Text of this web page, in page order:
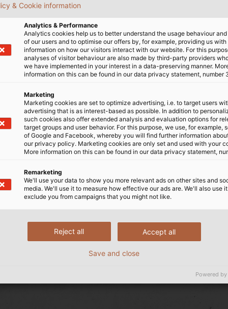
mạch DC. Dây đen thường đi song song dây đỏ để
xanh dương được sử dụng thay cho dây đen để phân
dương giúp đánh dấu khu vực đặc biệt, trong một số
đảm bảo hiệu suất và độ an toàn khi được sử dụng
& Cookie information
Analytics & Performance
Analytics cookies help us to better understand the usage behaviour
of our users and to optimise our offers by, for example, providing us with
information on how our visitors interact with our website. For this
analyses of visitor behaviour are also made by third-party providers
we have implemented in your interest in a data-preserving manner.
information on this can be found in our data privacy statement, number
Marketing
Marketing cookies are set to optimize advertising, i.e. to target users
advertising that is as interest-based as possible. In addition to
such cookies also offer extended analysis and evaluation options for
target groups and user behavior. For this purpose, we use, for example,
of Google and Facebook, whereby you will find further information
our privacy policy. Marketing cookies are only set and used with your
More information on this can be found in our data privacy statement,
Remarketing
We'll use your data to show you more relevant ads on other sites and
media. We'll use it to measure how effective our ads are. We'll also use
exclude you from campaigns that you might not like.
Accept all
Reject all
Save and close
Powered by